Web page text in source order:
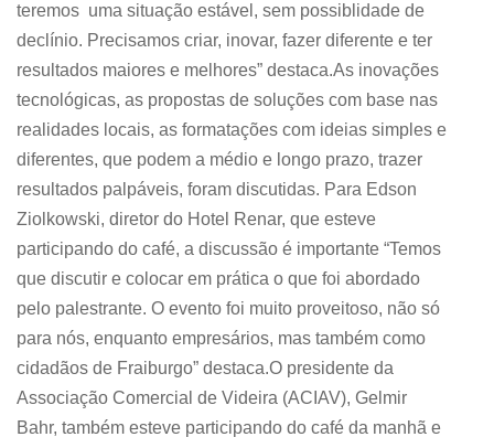
teremos uma situação estável, sem possiblidade de
declínio. Precisamos criar, inovar, fazer diferente e ter
resultados maiores e melhores” destaca.As inovações
tecnológicas, as propostas de soluções com base nas
realidades locais, as formatações com ideias simples e
diferentes, que podem a médio e longo prazo, trazer
resultados palpáveis, foram discutidas. Para Edson
Ziolkowski, diretor do Hotel Renar, que esteve
participando do café, a discussão é importante “Temos
que discutir e colocar em prática o que foi abordado
pelo palestrante. O evento foi muito proveitoso, não só
para nós, enquanto empresários, mas também como
cidadãos de Fraiburgo” destaca.O presidente da
Associação Comercial de Videira (ACIAV), Gelmir
Bahr, também esteve participando do café da manhã e